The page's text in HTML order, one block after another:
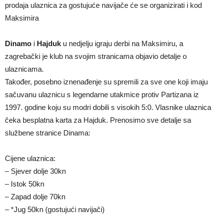
prodaja ulaznica za gostujuće navijače će se organizirati i kod
Maksimira
Dinamo i Hajduk u nedjelju igraju derbi na Maksimiru, a
zagrebački je klub na svojim stranicama objavio detalje o
ulaznicama.
Također, posebno iznenađenje su spremili za sve one koji imaju
sačuvanu ulaznicu s legendarne utakmice protiv Partizana iz
1997. godine koju su modri dobili s visokih 5:0. Vlasnike ulaznica
čeka besplatna karta za Hajduk. Prenosimo sve detalje sa
službene stranice Dinama:
Cijene ulaznica:
– Sjever dolje 30kn
– Istok 50kn
– Zapad dolje 70kn
– *Jug 50kn (gostujući navijači)